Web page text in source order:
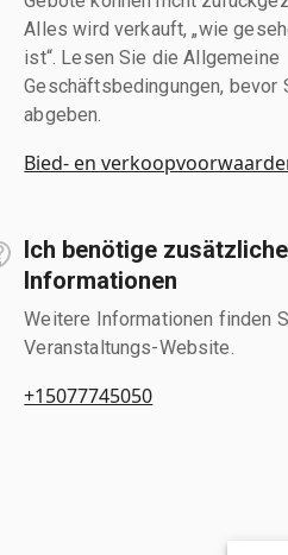
Alles wird verkauft, „wie
ist“. Lesen Sie die Allgemeine
Geschäftsbedingungen, bevor
abgeben.
Bied- en
Ich benötige zusätzliche
Informationen
Weitere Informationen finden
Veranstaltungs-Website.
+15077745050